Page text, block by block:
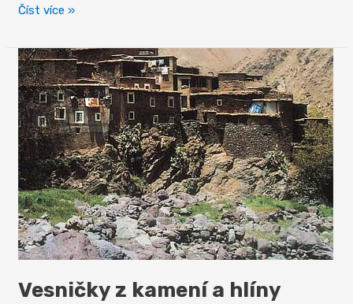
Mešita,
postavil
„národ
sobě“
Číst více »
Vesničky z kamení a hlíny